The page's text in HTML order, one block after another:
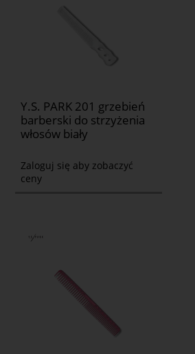
Y.S. PARK 201 grzebień
barberski do strzyżenia
włosów biały
Zaloguj się aby zobaczyć
ceny